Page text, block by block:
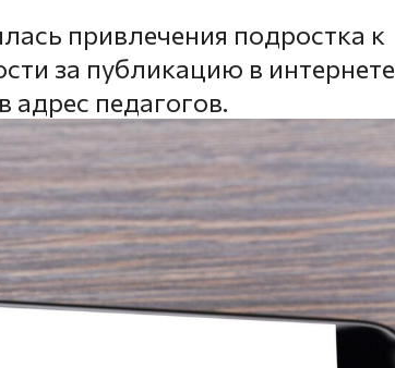
привлечения подростка к
за публикацию в интернете
адрес педагогов.